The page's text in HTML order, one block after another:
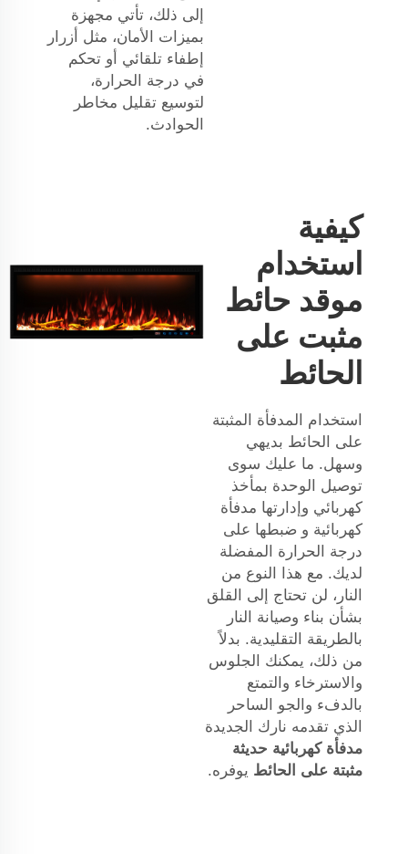
إلى ذلك، تأتي مجهزة
بميزات الأمان، مثل أزرار
إطفاء تلقائي أو تحكم
في درجة الحرارة،
لتوسيع تقليل مخاطر
الحوادث.
كيفية
استخدام
موقد حائط
مثبت على
الحائط
استخدام المدفأة المثبتة
على الحائط بديهي
وسهل. ما عليك سوى
توصيل الوحدة بمأخذ
كهربائي وإدارتها مدفأة
كهربائية و ضبطها على
درجة الحرارة المفضلة
لديك. مع هذا النوع من
النار، لن تحتاج إلى القلق
بشأن بناء وصيانة النار
بالطريقة التقليدية. بدلاً
من ذلك، يمكنك الجلوس
والاسترخاء والتمتع
بالدفء والجو الساحر
الذي تقدمه نارك الجديدة
مدفأة كهربائية حديثة
مثبتة على الحائط يوفره.